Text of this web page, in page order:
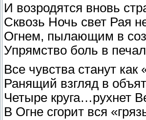
И возродятся вновь
Сквозь Ночь свет Рая
Огнем, пылающим в
Упрямство боль в
Все чувства станут
Ранящий взгляд в
Четыре круга…рухнет
В Огне сгорит вся